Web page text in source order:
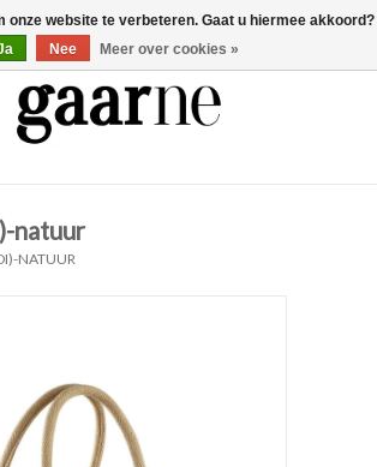
0 Artikelen - €0,00
natuur
NATUUR
onze website te verbeteren. Gaat u hiermee akkoord?
Nee Meer over cookies »